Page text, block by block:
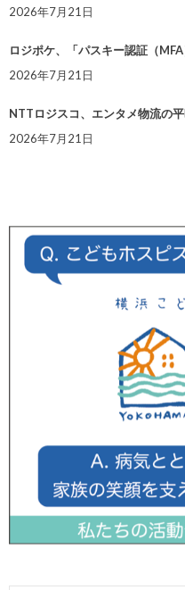
2026年7月21日
ロジポケ、「パスキー認証（
2026年7月21日
NTTロジスコ、エンタメ物流の
2026年7月21日